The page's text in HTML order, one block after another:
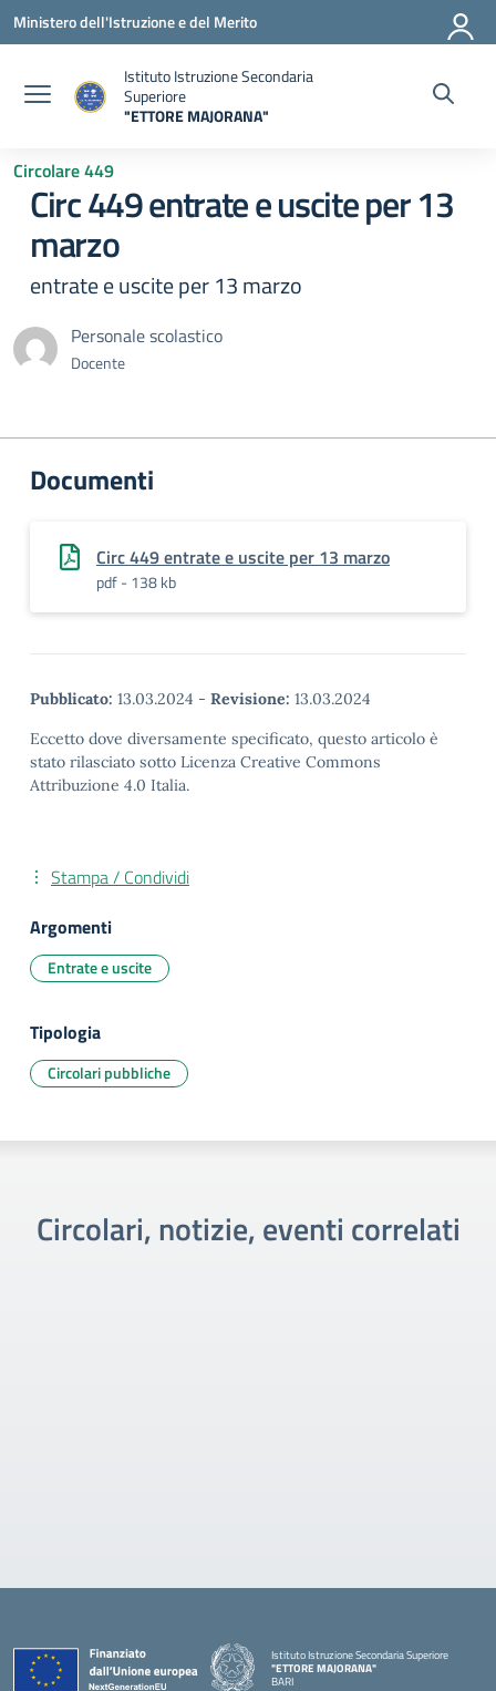
Vai ai contenuti
Vai al menu di navigazione
Vai al footer
Ministero dell'Istruzione e del Merito
Istituto Istruzione Secondaria
Superiore
"ETTORE MAJORANA"
Circolare 449
Circ 449 entrate e uscite per 13
marzo
entrate e uscite per 13 marzo
Personale scolastico
Docente
Documenti
Circ 449 entrate e uscite per 13 marzo
pdf - 138 kb
Pubblicato: 13.03.2024 - Revisione: 13.03.2024
Eccetto dove diversamente specificato, questo articolo è
stato rilasciato sotto Licenza Creative Commons
Attribuzione 4.0 Italia.
Stampa / Condividi
Argomenti
Entrate e uscite
Tipologia
Circolari pubbliche
Circolari, notizie, eventi correlati
Istituto Istruzione Secondaria Superiore
"ETTORE MAJORANA"
BARI